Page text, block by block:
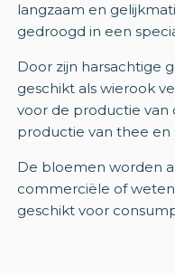
langzaam en
gedroogd in een
Door zijn harsachtige
geschikt als wierook
voor de productie van
productie van thee
De bloemen worden
commerciële of
geschikt voor